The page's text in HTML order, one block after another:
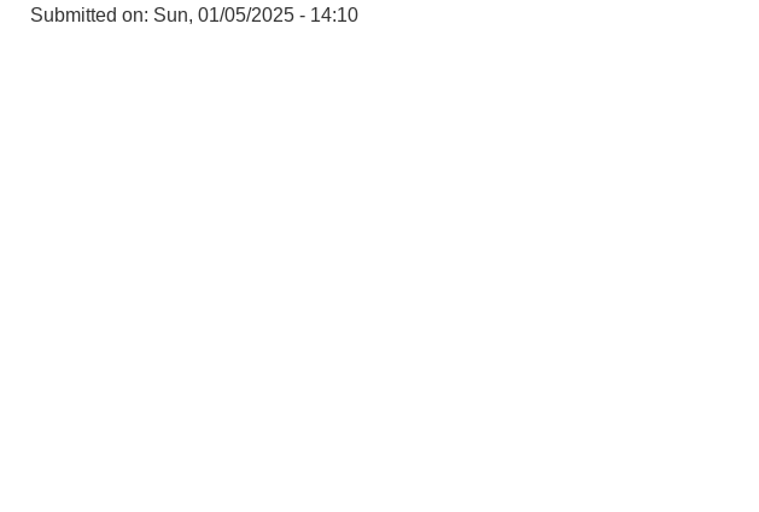
Submitted on: Sun, 01/05/2025 - 14:10